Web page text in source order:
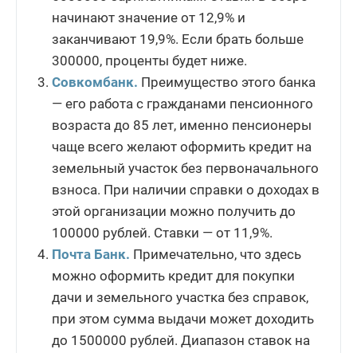
начинают значение от 12,9% и
заканчивают 19,9%. Если брать больше
300000, проценты будет ниже.
Совкомбанк. Преимущество этого банка
— его работа с гражданами пенсионного
возраста до 85 лет, именно пенсионеры
чаще всего желают оформить кредит на
земельный участок без первоначального
взноса. При наличии справки о доходах в
этой организации можно получить до
100000 рублей. Ставки — от 11,9%.
Почта Банк. Примечательно, что здесь
можно оформить кредит для покупки
дачи и земельного участка без справок,
при этом сумма выдачи может доходить
до 1500000 рублей. Диапазон ставок на